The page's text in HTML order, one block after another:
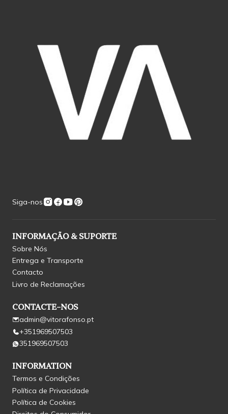
Siga-nos
INFORMAÇÃO & SUPORTE
Sobre Nós
Entrega e Transporte
Contacto
Livro de Reclamações
CONTACTE-NOS
admin@vitorafonso.pt
+351969507503
351969507503
INFORMATION
Termos e Condições
Política de Privacidade
Política de Cookies